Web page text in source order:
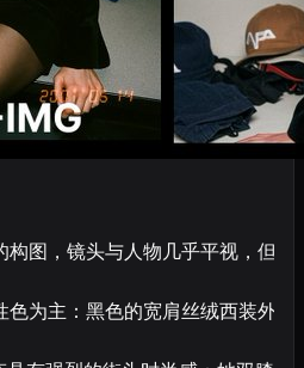
构图，镜头与人物几乎平视，但
色为主：黑色的宽肩丝绒西装外